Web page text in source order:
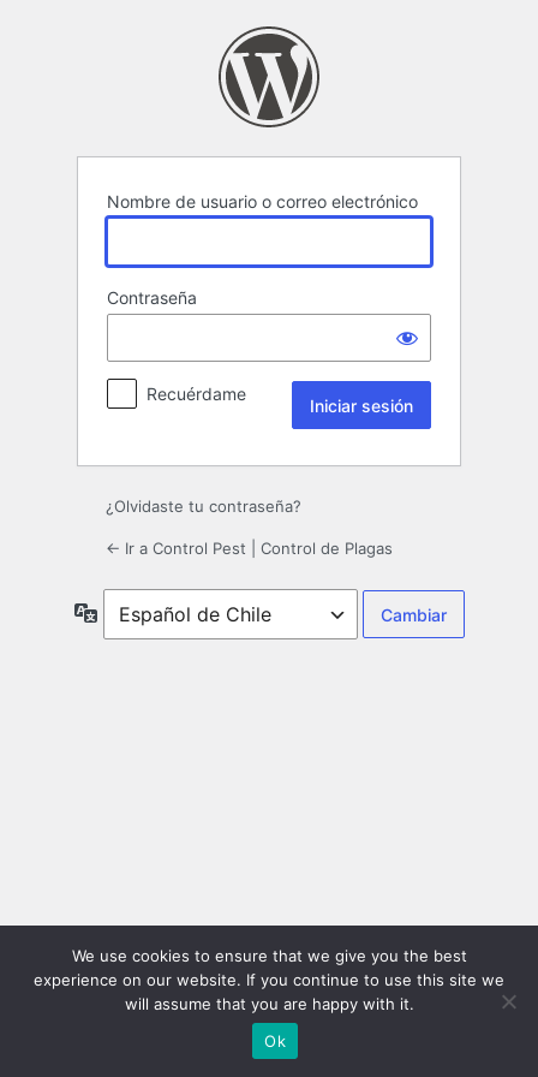
Nombre de usuario o correo electrónico
Contraseña
Recuérdame
¿Olvidaste tu contraseña?
← Ir a Control Pest | Control de Plagas
Idioma
We use cookies to ensure that we give you the best
experience on our website. If you continue to use this site we
will assume that you are happy with it.
Ok